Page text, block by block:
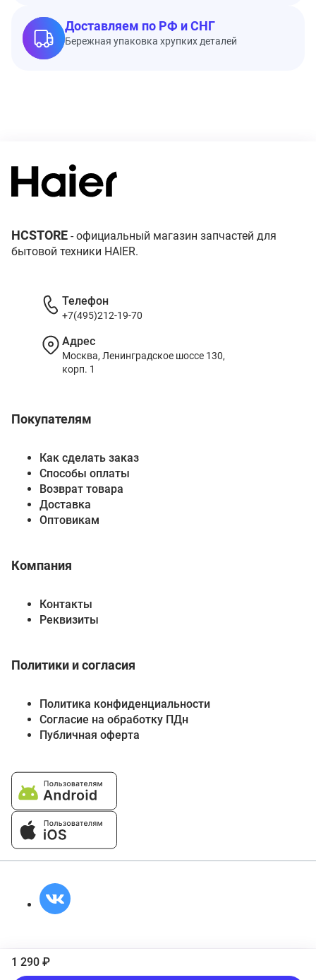
Доставляем по РФ и СНГ
Бережная упаковка хрупких деталей
1 290 ₽
HCSTORE - официальный магазин запчастей для
бытовой техники HAIER.
Покупателям
Как сделать заказ
Способы оплаты
Возврат товара
Доставка
Оптовикам
Компания
Контакты
Реквизиты
Политики и согласия
Политика конфиденциальности
Согласие на обработку ПДн
Публичная оферта
Телефон
+7(495)212-19-70
Адрес
Москва, Ленинградское шоссе 130,
корп. 1